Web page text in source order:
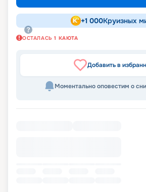
+1 000Круизных
ОСТАЛАСЬ 1 КАЮТА
Добавить в
Моментально оповестим о